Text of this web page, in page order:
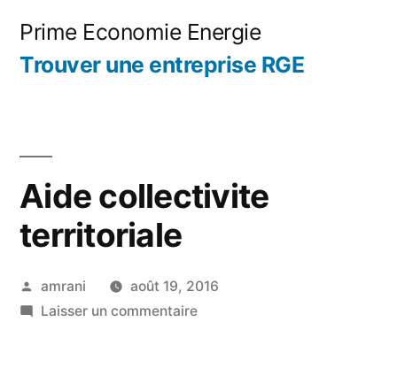
Prime Economie Energie
Trouver une entreprise RGE
Aide collectivite
territoriale
Publié
par
amrani
août 19, 2016
Laisser un commentairesur